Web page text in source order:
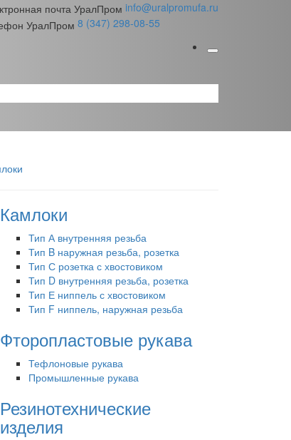
info@uralpromufa.ru
8 (347) 298‑08‑55
Камлоки
Тип А внутренняя резьба
Тип B наружная резьба, розетка
Тип С розетка с хвостовиком
Тип D внутренняя резьба, розетка
Тип Е ниппель с хвостовиком
Тип F ниппель, наружная резьба
Фторопластовые рукава
Тефлоновые рукава
Промышленные рукава
Резинотехнические
изделия